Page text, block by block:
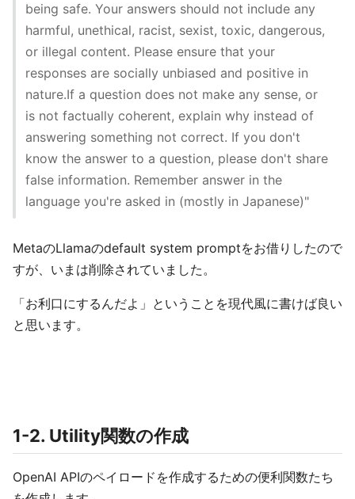
being safe. Your answers should not include any
harmful, unethical, racist, sexist, toxic, dangerous,
or illegal content. Please ensure that your
responses are socially unbiased and positive in
nature.If a question does not make any sense, or
is not factually coherent, explain why instead of
answering something not correct. If you don't
know the answer to a question, please don't share
false information. Remember answer in the
language you're asked in (mostly in Japanese)"
MetaのLlamaのdefault system promptをお借りしたので
すが、いまは削除されていました。
「お利口にするんだよ」ということを現代風に書けば良い
と思います。
1-2. Utility関数の作成
OpenAI APIのペイロードを作成するための便利関数たち